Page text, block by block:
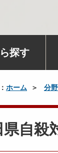
探す
ホーム 分
自殺